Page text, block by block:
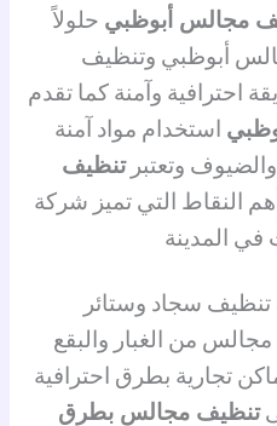
مجالس أبوظبي حلولاً
أبوظبي وتنظيف
احترافية وآمنة كما تقدم
استخدام مواد آمنة
وتعتبرتنظيف
النقاط التي تميز شركة
في المدينة
سجاد وستائر
من الغبار والبقع
تجارية بطرق احترافية
تنظيف مجالس بطرق